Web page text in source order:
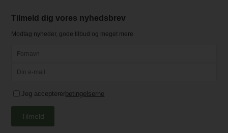
Tilmeld dig vores nyhedsbrev
Modtag nyheder, gode tilbud og meget mere
Jeg acceptererbetingelserne
Tilmeld